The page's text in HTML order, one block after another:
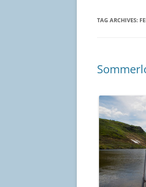
TAG ARCHIVES: